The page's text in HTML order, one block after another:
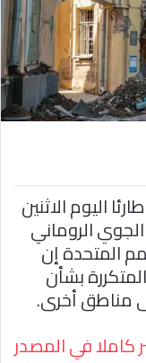
اليوم الاثنين
الروماني
المتحدة إن
بشأن
مناطق أخرى.
كاملا في المصدر